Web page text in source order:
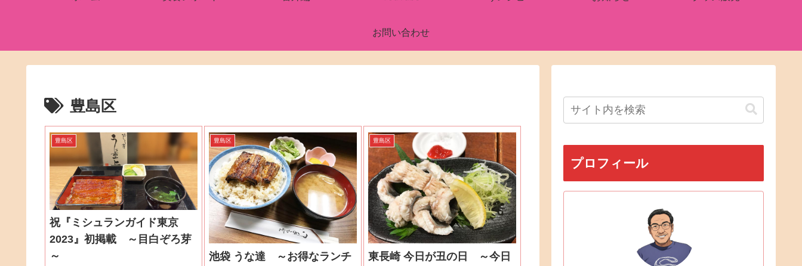
お問い合わせ
豊島区
豊島区
祝『ミシュランガイド東京
2023』初掲載 ～目白ぞろ芽
～
豊島区
池袋 うな達 ～お得なランチ
豊島区
東長崎 今日が丑の日 ～今日
プロフィール